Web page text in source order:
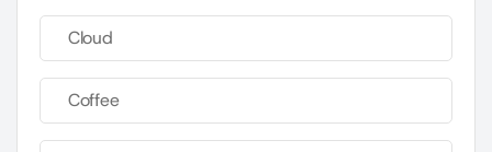
Cloud
Coffee